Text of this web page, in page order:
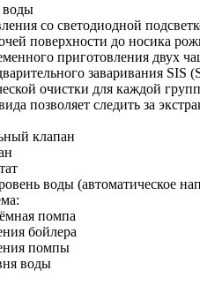
воды
со светодиодной
поверхности до носика
приготовления двух
заваривания
очистки для каждой
позволяет следить за
клапан
воды (автоматическое
помпа
бойлера
помпы
воды​